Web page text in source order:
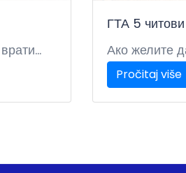
ГТА 5
Ако желите
Pročitaj više